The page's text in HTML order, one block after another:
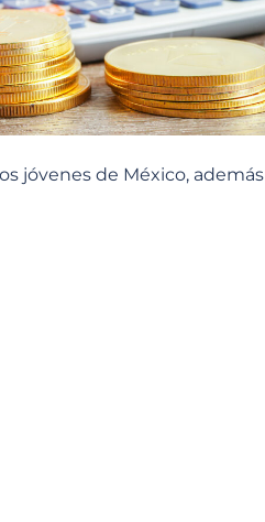
jóvenes de México, además